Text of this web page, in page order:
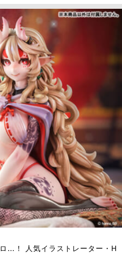
…！ 人気イラストレーター・H